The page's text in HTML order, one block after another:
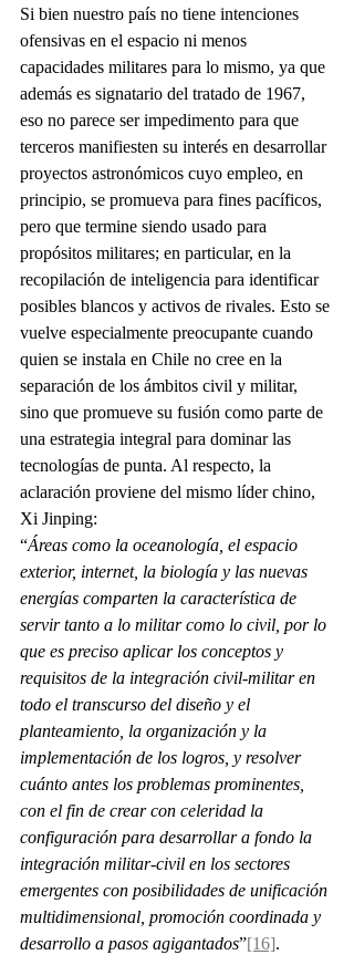
Si bien nuestro país no tiene intenciones
ofensivas en el espacio ni menos
capacidades militares para lo mismo, ya que
además es signatario del tratado de 1967,
eso no parece ser impedimento para que
terceros manifiesten su interés en desarrollar
proyectos astronómicos cuyo empleo, en
principio, se promueva para fines pacíficos,
pero que termine siendo usado para
propósitos militares; en particular, en la
recopilación de inteligencia para identificar
posibles blancos y activos de rivales. Esto se
vuelve especialmente preocupante cuando
quien se instala en Chile no cree en la
separación de los ámbitos civil y militar,
sino que promueve su fusión como parte de
una estrategia integral para dominar las
tecnologías de punta. Al respecto, la
aclaración proviene del mismo líder chino,
Xi Jinping:
“Áreas como la oceanología, el espacio
exterior, internet, la biología y las nuevas
energías comparten la característica de
servir tanto a lo militar como lo civil, por lo
que es preciso aplicar los conceptos y
requisitos de la integración civil-militar en
todo el transcurso del diseño y el
planteamiento, la organización y la
implementación de los logros, y resolver
cuánto antes los problemas prominentes,
con el fin de crear con celeridad la
configuración para desarrollar a fondo la
integración militar-civil en los sectores
emergentes con posibilidades de unificación
multidimensional, promoción coordinada y
desarrollo a pasos agigantados”[16].